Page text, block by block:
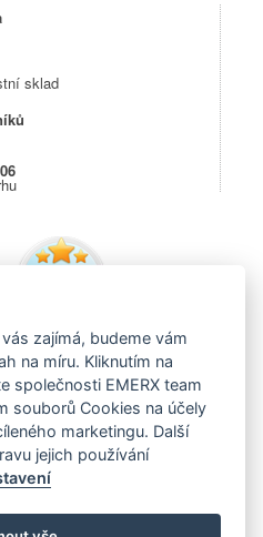
sklad
zajímá, budeme vám
na míru. Kliknutím na
společnosti EMERX team
souborů Cookies na účely
marketingu. Další
jejich používání